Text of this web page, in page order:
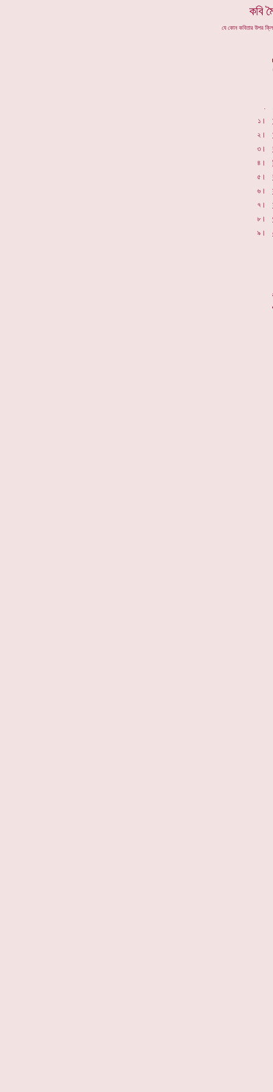
কবি
যে কোন কবিতার উপর
.
১।
২।
৩।
৪।
৫।
৬।
৭।
৮।
৯।